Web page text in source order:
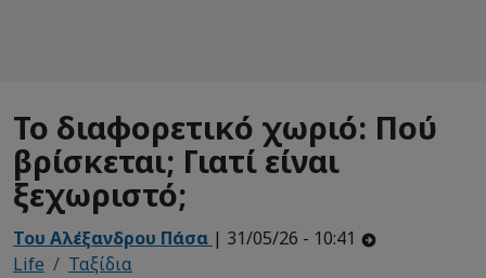
Το διαφορετικό χωριό: Πού
βρίσκεται; Γιατί είναι
ξεχωριστό;
Του Αλέξανδρου Πάσα | 31/05/26 - 10:41
Life
Ταξίδια